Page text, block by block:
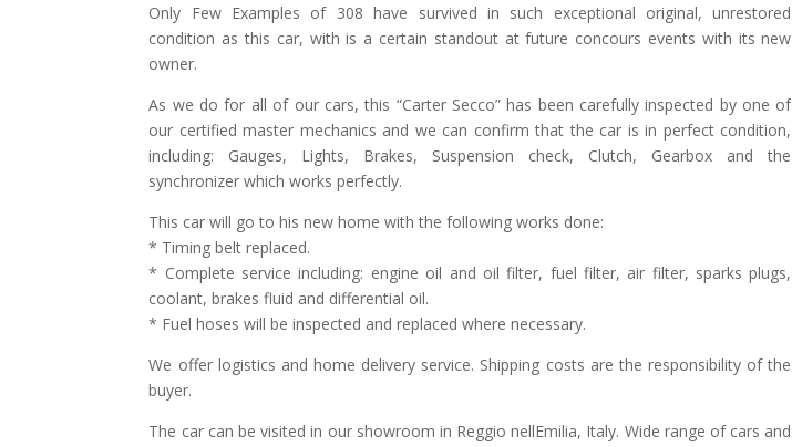
Only Few Examples of 308 have survived in such exceptional original, unrestored
condition as this car, with is a certain standout at future concours events with its new
owner.
As we do for all of our cars, this “Carter Secco” has been carefully inspected by one of
our certified master mechanics and we can confirm that the car is in perfect condition,
including: Gauges, Lights, Brakes, Suspension check, Clutch, Gearbox and the
synchronizer which works perfectly.
This car will go to his new home with the following works done:
* Timing belt replaced.
* Complete service including: engine oil and oil filter, fuel filter, air filter, sparks plugs,
coolant, brakes fluid and differential oil.
* Fuel hoses will be inspected and replaced where necessary.
We offer logistics and home delivery service. Shipping costs are the responsibility of the
buyer.
The car can be visited in our showroom in Reggio nellEmilia, Italy. Wide range of cars and